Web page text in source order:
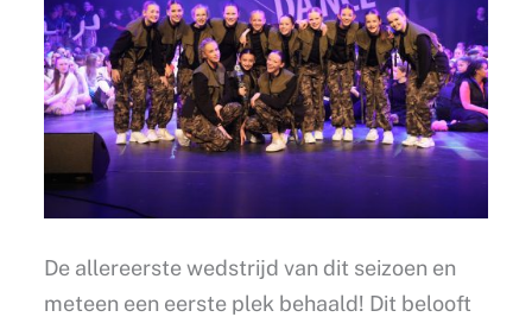
De allereerste wedstrijd van dit seizoen en
meteen een eerste plek behaald! Dit belooft